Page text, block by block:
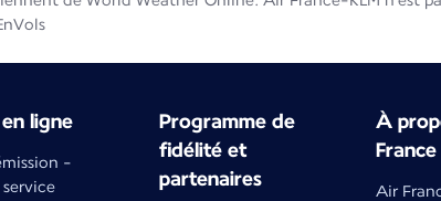
ligne
-
service
Programme de
fidélité et
partenaires
À
France
Air